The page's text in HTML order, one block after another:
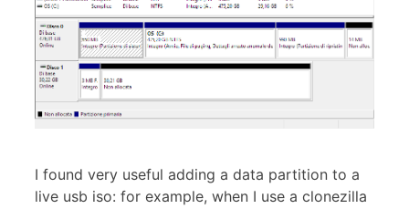
I found very useful adding a data partition to a
live usb iso: for example, when I use a clonezilla